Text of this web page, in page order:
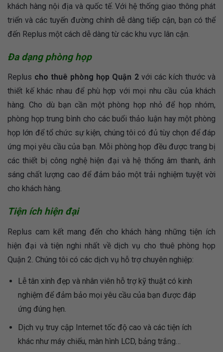
khách hàng nội địa và quốc tế. Với hệ thống giao thông phát
triển và các tuyến đường chính dễ dàng tiếp cận, bạn có thể
đến Replus một cách dễ dàng từ các khu vực lân cận.
Đa dạng phòng họp
Replus cho thuê phòng họp Quận 2với các kích thước và
thiết kế khác nhau để phù hợp với mọi nhu cầu của khách
hàng. Cho dù bạn cần một phòng họp nhỏ để họp nhóm,
phòng họp trung bình cho các buổi thảo luận hay một phòng
họp lớn để tổ chức sự kiện, chúng tôi có đủ tùy chọn để đáp
ứng mọi yêu cầu của bạn. Mỗi phòng họp đều được trang bị
các thiết bị công nghệ hiện đại và hệ thống âm thanh, ánh
sáng chất lượng cao để đảm bảo một trải nghiệm tuyệt vời
cho khách hàng.
Tiện ích hiện đại
Replus cam kết mang đến cho khách hàng những tiện ích
hiện đại và tiện nghi nhất về dịch vụ cho thuê phòng họp
Quận 2. Chúng tôi có các dịch vụ hỗ trợ chuyên nghiệp:
Lễ tân xinh đẹp và nhân viên hỗ trợ kỹ thuật có kinh
nghiệm để đảm bảo mọi yêu cầu của bạn được đáp
ứng đúng hẹn.
Dịch vụ truy cập Internet tốc độ cao và các tiện ích
khác như máy chiếu, màn hình LCD, bảng trắng…